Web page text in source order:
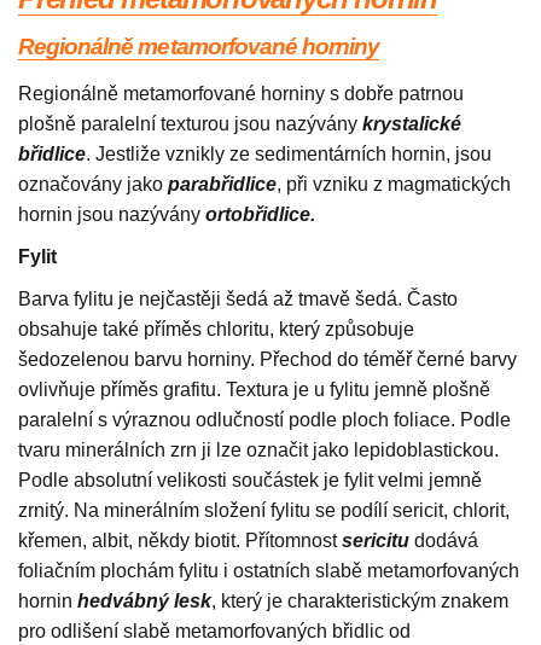
Regionálně metamorfované horniny
Regionálně metamorfované horniny s dobře patrnou
plošně paralelní texturou jsou nazývány krystalické
břidlice. Jestliže vznikly ze sedimentárních hornin, jsou
označovány jako parabřidlice, při vzniku z magmatických
hornin jsou nazývány ortobřidlice.
Fylit
Barva fylitu je nejčastěji šedá až tmavě šedá. Často
obsahuje také příměs chloritu, který způsobuje
šedozelenou barvu horniny. Přechod do téměř černé barvy
ovlivňuje příměs grafitu. Textura je u fylitu jemně plošně
paralelní s výraznou odlučností podle ploch foliace. Podle
tvaru minerálních zrn ji lze označit jako lepidoblastickou.
Podle absolutní velikosti součástek je fylit velmi jemně
zrnitý. Na minerálním složení fylitu se podílí sericit, chlorit,
křemen, albit, někdy biotit. Přítomnostsericitu dodává
foliačním plochám fylitu i ostatních slabě metamorfovaných
hornin hedvábný lesk, který je charakteristickým znakem
pro odlišení slabě metamorfovaných břidlic od